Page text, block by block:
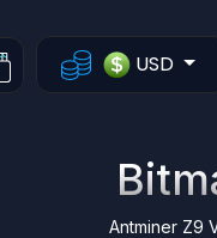
USD
Antminer Z9